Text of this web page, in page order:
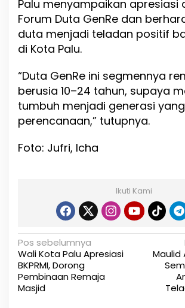
Palu menyampaikan apresiasi
Forum Duta GenRe dan
duta menjadi teladan positif
di Kota Palu.
“Duta GenRe ini segmennya
berusia 10–24 tahun, supaya
tumbuh menjadi generasi
perencanaan,” tutupnya.
Foto: Jufri, Icha
Ikuti Kami
N
a
v
Pos sebelumnya
Wali Kota Palu Apresiasi
BKPRMI, Dorong
Pembinaan Remaja
Masjid
Maulid